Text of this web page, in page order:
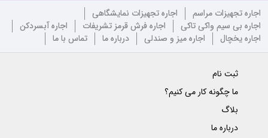
اجاره تجهیزات مراسم
اجاره تجهیزات نمایشگاهی
اجاره بی سیم واکی تاکی
اجاره فرش قرمز تشریفات
اجاره آبسردکن
اجاره یخچال
اجاره میز و صندلی درباره ما تماس با ما
ثبت نام
ما چگونه کار می کنیم؟
بلاگ
درباره ما